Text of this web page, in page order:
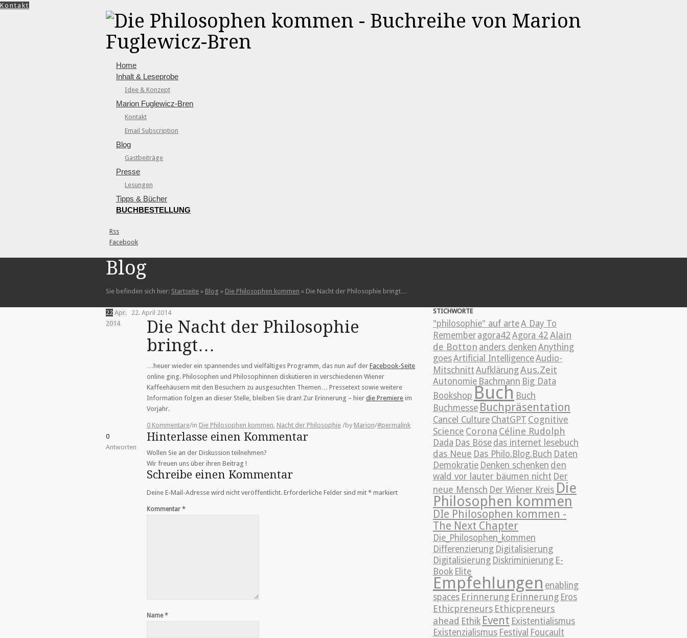
Kontakt
Home
Inhalt & Leseprobe
Idee & Konzept
Marion Fuglewicz-Bren
Kontakt
Email Subscription
Blog
Gastbeiträge
Presse
Lesungen
Tipps & Bücher
BUCHBESTELLUNG
Rss
Facebook
Blog
Sie befinden sich hier: Startseite » Blog » Die Philosophen kommen » Die Nacht der Philosophie bringt…
22. April 2014
22 Apr.
2014
Die Nacht der Philosophie
bringt…
…heuer wieder ein spannendes und vielfältiges Programm, das nun auf der Facebook-Seite
online ging. Philosophen und Philosophinnen diskutieren in verschiedenen Wiener
Kaffeehäusern mit den Besuchern zu ausgesuchten Themen… Pressetext sowie weitere
Information folgen an dieser Stelle, bleiben Sie dran! Zur Erinnerung – hier die Premiere im
Vorjahr.
0 Kommentare/in Die Philosophen kommen, Nacht der Philosophie /by Marion/#permalink
0
Antworten
Hinterlasse einen Kommentar
Wollen Sie an der Diskussion teilnehmen?
Wir freuen uns über ihren Beitrag !
Schreibe einen Kommentar
Deine E-Mail-Adresse wird nicht veröffentlicht. Erforderliche Felder sind mit * markiert
Kommentar *
Name*
STICHWORTE
"philosophie" auf arteA Day To
Remember agora42 Agora 42 Alain
de Botton anders denken Anything
goesArtificial IntelligenceAudio-
Mitschnitt AufklärungAus.Zeit
Autonomie Bachmann Big Data
Bookshop Buch Buch
Buchmesse Buchpräsentation
Cancel Culture ChatGPT Cognitive
Science Corona Céline Rudolph
Dada Das Böse das internet lesebuch
das Neue Das Philo.Blog.Buch Daten
Demokratie Denken schenken den
wald vor lauter bäumen nicht Der
neue Mensch Der Wiener Kreis Die
Philosophen kommen
DIe Philosophen kommen -
The Next Chapter
Die_Philosophen_kommen
Differenzierung Digitalisierung
Digitalisierung Diskriminierung E-
Book Elite
Empfehlungen enabling
spaces Erinnerung Erinnerung Eros
Ethicpreneurs Ethicpreneurs
ahead Ethik Event Existentialismus
Existenzialismus Festival Foucault